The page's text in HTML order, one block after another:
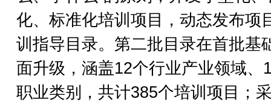
化、标准化培训项目，动态发布项
训指导目录。第二批目录在首批基
面升级，涵盖12个行业产业领域、
职业类别，共计385个培训项目；